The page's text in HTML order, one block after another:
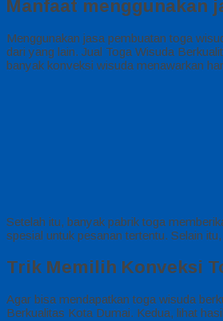
Manfaat menggunakan
Menggunakan jasa pembuatan toga
dari yang lain. Jual Toga Wisuda
banyak konveksi wisuda menawarkan
Setelah itu, banyak pabrik toga
spesial untuk pesanan tertentu. Selain
Trik Memilih Konveksi
Agar bisa mendapatkan toga wisuda
Berkualitas Kota Dumai. Kedua, lihat